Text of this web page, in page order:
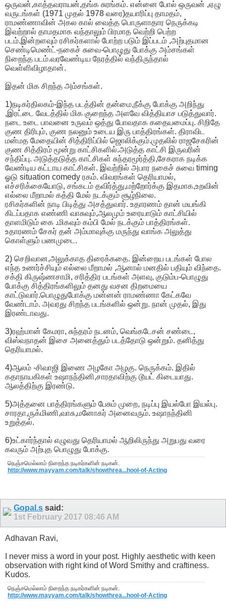
ஒருவன்,காத்தவராயன்,தங்க சுரங்கம். என்னை போல் ஒருவன் ,ஏழு
வருடங்கள் (1971 முதல் 1978 வரை)தயாரிப்பு தாமதம்,
ராமண்ணாவின் அகல கால் வைத்த பொருளாதார நெருக்கடி
இவற்றால் தாமதமாக வந்தாலும் பிரமாத வெற்றி பெற்ற
படம்.இன்றளவும் ரசிகர்களால் போற்ற படும் இப்படம் ,அற்புதமான
செண்டிமெண்ட்-நகைச் சுவை-பொழுது போக்கு அம்சங்கள்
நிறைந்த படம்.வரவேண்டிய நேரத்தில் வந்திருந்தால்
வெள்ளிவிழாதான்.
இதன் மிக சிறந்த அம்சங்கள்.
1)நடிகர்திலகம்-இந்த படத்தின் தன்மை,நீக்கு போக்கு அறிந்து
,இரட்டை வேடத்தில் மிக குறைந்த அளவே வித்தியாச படுத்துவார்.
நடை உடை பாவனை உருவம் ஒத்து போவதாக கதையமைப்பு. சிறிதே
குண திரிபும், குண நலனும் உடைய இரு பாத்திரங்கள். திராவிட
மன்மத மேதையின் சித்திரிப்பில் ஜொலிக்கும்.முதலில் ராஜசேகரின்
குண சித்திரம் மூன்று காட்சிகளில்.அடுத்த காட்சி இருவரின்
சந்திப்பு. அடுத்தடுத்த காட்சிகள் சுந்தரமூர்த்தி,சேகராக நடிக்க
வேண்டிய கட்டாய காட்சிகள். இவற்றில் அபார நகைச் சுவை timing
ஓடு situation comedy ரகம். விவரங்கள் தெரியாமல்,
எச்சரிக்கையோடு, சங்கடம் தவிர்த்து,மற்றோர்க்கு இதமாக,உறவின்
எல்லை மீறாமல் கத்தி மேல் நடக்கும் சூழ்நிலை.
ரசிகர்களின் நாடி பிடித்து அசத்துவார். உதாரணம் தான் மயங்கி
கிடப்பதாக எண்ணி வாசுவும்,ஆலமும் உரையாடும் காட்சியில்
தாளமிடும் கை .மிகவும் கம்பி மேல் நடக்கும் பாத்திரங்கள்.
உதாரணம் சேகர் தன் அம்மாவுக்கு மருந்து வாங்க அலுத்து
கொள்ளும் பணமுடை.
2) செறிவான,அலுக்காத திரைக்கதை. இன்றைய படங்கள் போல
எந்த உணர்ச்சியும் எல்லை மீறாமல் ,ஆனால் மனதில் பதியும் விந்தை.
சக்தி கிருஷ்ணசாமி, சரித்திர படங்கள் அளவு, குடும்ப-பொழுது
போக்கு சித்திரங்களிலும் தனது வசன திறமையை
காட்டுவார்.பொழுதுபோக்கு மன்னன் ராமண்ணா கேட்கவே
வேண்டாம். அவரது சிறந்த படங்களில் ஒன்று. நான் முதல், இது
இரண்டாவது.
3)ரஹ்மான் கேமரா, சுந்தரம் நடனம், வெங்கடேசன் சண்டை,
விஸ்வநாதன் இசை அனைத்தும் படத்தோடு ஒன்றும். தனித்து
தெரியாமல்.
4)ஆலம் -சிவாஜி இணை அழகோ அழகு. நெருக்கம். இதில்
கதாநாயகிகள் உஷாநந்தினி,சாரதாவிற்கு டூயட் கிடையாது.
ஆலத்திற்கு இரண்டு.
5)அத்தனை பாத்திரங்களும் பேசும் முறை, நடிப்பு இயல்போ இயல்பு.
சாரதா,ருக்மிணி,வாசு,மனோகர் அனைவரும். உஷாநந்தினி
உறுத்தல்.
6)உட்கார்ந்தால் எழுவது தெரியாமல் ஆறிலிருந்து அறுபது வரை
கவரும் அற்புத பொழுது போக்கு.
நெஞ்சமெல்லாம் நிறைந்த நடிகர்களின் நடிகன்.
http://www.mayyam.com/talk/showthrea...hool-of-Acting
Gopal.s said:
1st February 2017 08:46 AM
Adhavan Ravi,
I never miss a word in your post. Highly aesthetic with keen
observation with right kind of Word Smithy and craftiness.
Kudos.
நெஞ்சமெல்லாம் நிறைந்த நடிகர்களின் நடிகன்.
http://www.mayyam.com/talk/showthrea...hool-of-Acting